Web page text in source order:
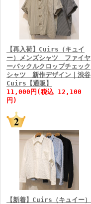
FINEBOYS2026年6月号
FINEBOYS2026年5月号
【再入荷】Cuirs（キュイ
ー）メンズシャツ ファイヤ
ーバックルクロップチェック
シャツ 新作デザイン｜渋谷
Cuirs【通販】
11,000円(税込 12,100
円)
【新着】Cuirs（キュイー）